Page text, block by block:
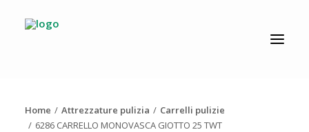
AZIENDA
Home Attrezzature pulizia
Carrelli pulizie
6286 CARRELLO MONOVASCA GIOTTO 25 TWT